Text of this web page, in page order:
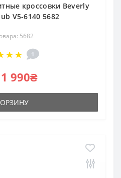
кроссовки Beverly
V5-6140 5682
5682
1
1 990₴